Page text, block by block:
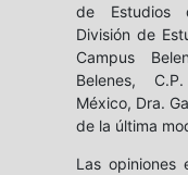
de Estudios
División de
Campus
Belenes,
México, Dra.
de la última
Las opiniones